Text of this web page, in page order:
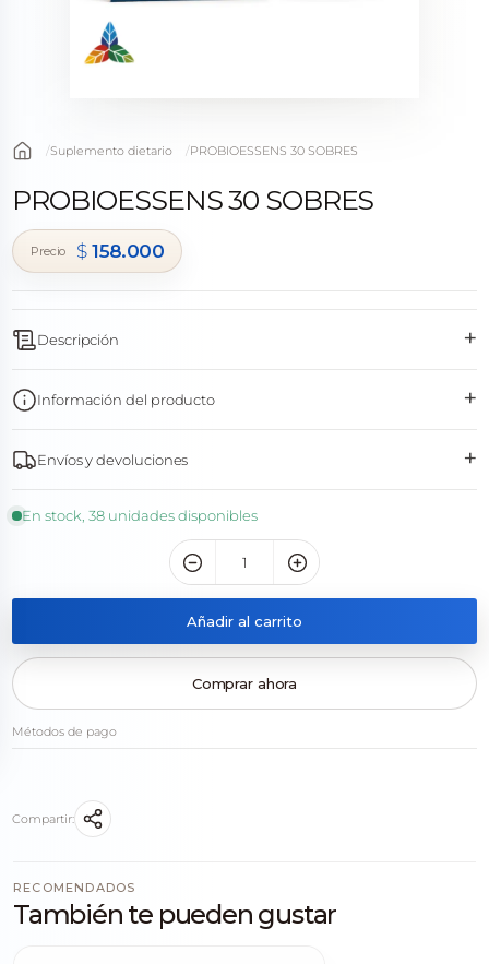
Suplemento dietario PROBIOESSENS 30 SOBRES
PROBIOESSENS 30 SOBRES
$158.000
Descripción +
Información del producto +
Envíos y devoluciones +
En stock, 38 unidades disponibles
Añadir al carrito
Comprar ahora
Métodos de pago
Compartir:
RECOMENDADOS
También te pueden gustar